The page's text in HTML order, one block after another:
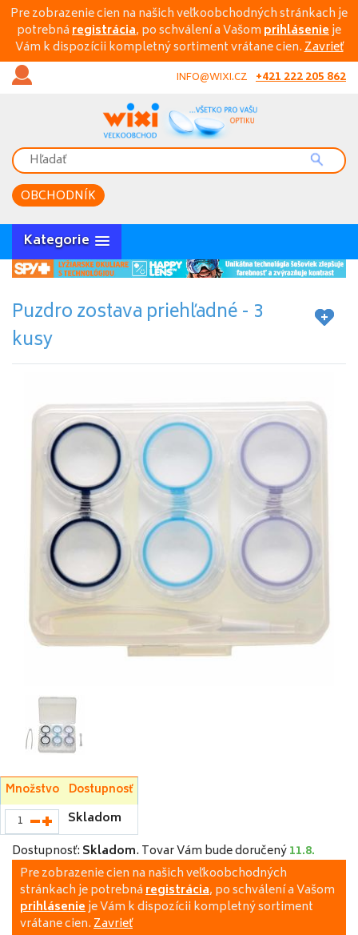
Pre zobrazenie cien na našich veľkoobchodných stránkach je
potrebnáregistrácia, po schválení a Vašom prihlásenieje
Vám k dispozícii kompletný sortiment vrátane cien.Zavrieť
INFO@WIXI.CZ +421 222 205 862
OBCHODNÍK
Kategorie
Puzdro zostava priehľadné - 3
kusy
Množstvo Dostupnosť
Skladom
Dostupnosť: Skladom. Tovar Vám bude doručený11.8.
Pre zobrazenie cien na našich veľkoobchodných
stránkach je potrebnáregistrácia, po schválení a Vašom
prihlásenieje Vám k dispozícii kompletný sortiment
vrátane cien.Zavrieť